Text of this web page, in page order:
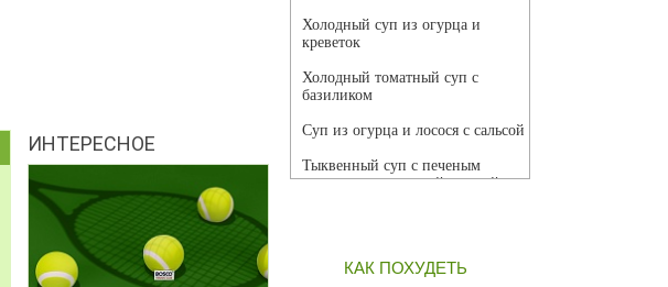
ИНТЕРЕСНОЕ
Холодный суп из огурца и
креветок
Холодный томатный суп с
базиликом
Суп из огурца и лосося с сальсой
Тыквенный суп с печеным
чесноком и томатной сальсой
красного перца
КАК ПОХУДЕТЬ